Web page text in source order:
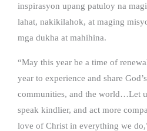
inspirasyon upang patuloy na
lahat, nakikilahok, at maging
mga dukha at mahihina.
“May this year be a time of
year to experience and share
communities, and the world…Let
speak kindlier, and act more
love of Christ in everything we